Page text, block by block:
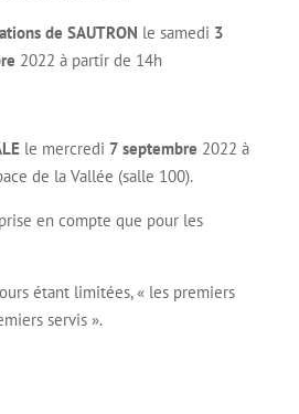
de SAUTRON le samedi 3
2022 à partir de 14h
le mercredi 7 septembre 2022 à
de la Vallée (salle 100).
en compte que pour les
étant limitées, « les premiers
servis ».